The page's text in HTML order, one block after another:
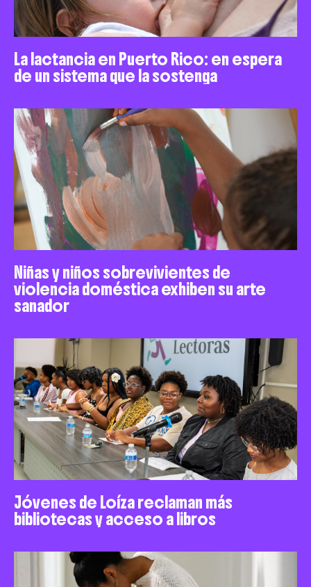
La lactancia en Puerto Rico: en espera
de un sistema que la sostenga
Niñas y niños sobrevivientes de
violencia doméstica exhiben su arte
sanador
Jóvenes de Loíza reclaman más
bibliotecas y acceso a libros